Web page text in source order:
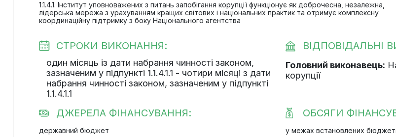
1.1.4.1. Інститут уповноважених з питань запобігання корупції функціонує як доброчесна, незалежна,
лідерська мережа з урахуванням кращих світових і національних практик та отримує комплексну
координаційну підтримку з боку Національного агентства
СТРОКИ ВИКОНАННЯ:
один місяць із дати набрання чинності законом,
зазначеним у підпункті 1.1.4.1.1 - чотири місяці з дати
набрання чинності законом, зазначеним у підпункті
1.1.4.1.1
ВІДПОВІДАЛЬНІ
Головний виконавець:
корупції
ДЖЕРЕЛА ФІНАНСУВАННЯ:
державний бюджет
ОБСЯГИ
у межах встановлених